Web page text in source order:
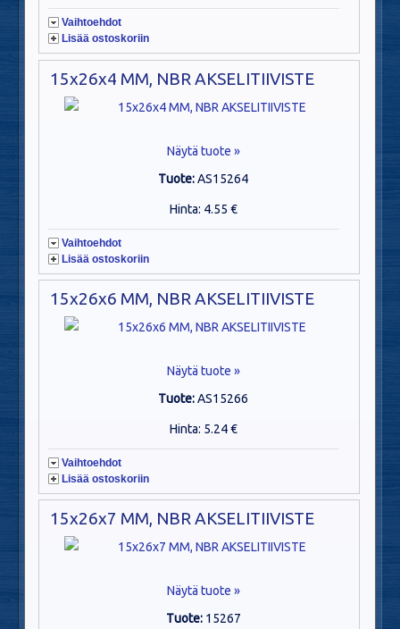
Vaihtoehdot
Lisää ostoskoriin
15x26x4 MM, NBR AKSELITIIVISTE
Näytä tuote »
Tuote:AS15264
Hinta: 4.55 €
Vaihtoehdot
Lisää ostoskoriin
15x26x6 MM, NBR AKSELITIIVISTE
Näytä tuote »
Tuote:AS15266
Hinta: 5.24 €
Vaihtoehdot
Lisää ostoskoriin
15x26x7 MM, NBR AKSELITIIVISTE
Näytä tuote »
Tuote: 15267